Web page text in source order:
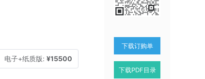
电子+纸质版: ¥15500
下载订购单
下载PDF目录